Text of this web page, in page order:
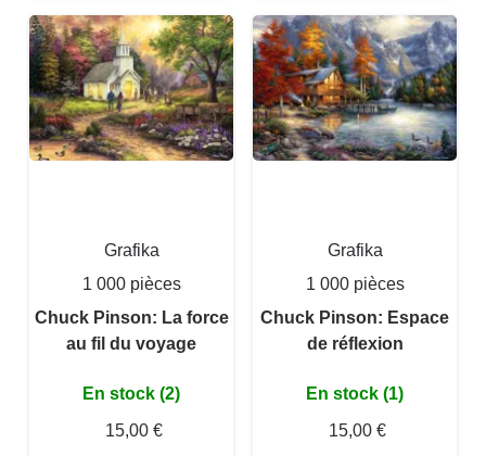
Grafika
1 000 pièces
Chuck Pinson: La force
au fil du voyage
En stock (2)
15,00 €
Grafika
1 000 pièces
Chuck Pinson: Espace
de réflexion
En stock (1)
15,00 €